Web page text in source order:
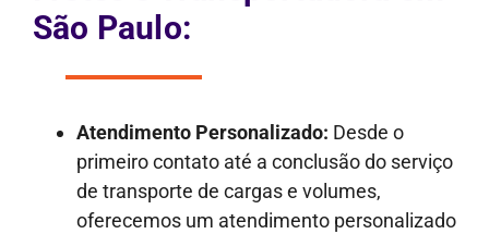
São Paulo:
Atendimento Personalizado: Desde o
primeiro contato até a conclusão do serviço
de transporte de cargas e volumes,
oferecemos um atendimento personalizado